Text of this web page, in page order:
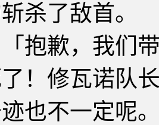
杀了敌首。
歉，我们带
！修瓦诺队
也不一定呢